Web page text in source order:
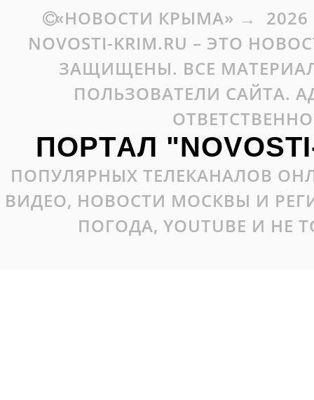
«НОВОСТИ КРЫМА» → 2026
NOVOSTI-KRIM.RU – ЭТО
ЗАЩИЩЕНЫ. ВСЕ
ПОЛЬЗОВАТЕЛИ САЙТА.
ПОРТАЛ
ПОПУЛЯРНЫХ ТЕЛЕКАНАЛОВ
ВИДЕО, НОВОСТИ МОСКВЫ И
ПОГОДА, YOUTUBE И